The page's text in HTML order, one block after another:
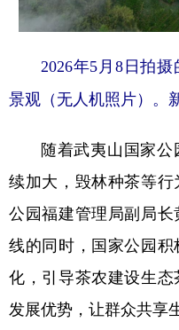
2026年5月8日拍
景观（无人机照片）。
随着武夷山国家
续加大，毁林种茶等
公园福建管理局副局
线的同时，国家公园
化，引导茶农建设生
发展优势，让群众共享